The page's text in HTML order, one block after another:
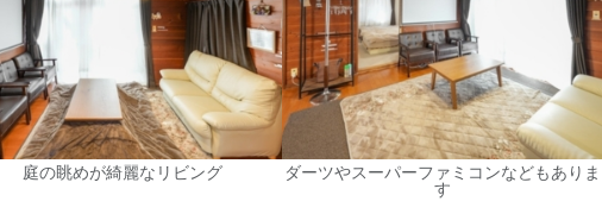
庭の眺めが綺麗なリビング ダーツやスーパーファミコンなどもありま
す